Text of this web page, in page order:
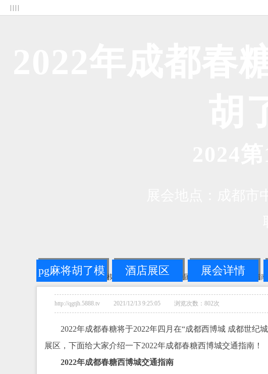
pg麻将胡了模
拟器链接
酒店展区 展会详情
您的位置： pg麻将胡了模拟器链接-->2024第110届成都全国糖酒会交通指南
http://qgtjh.5888.tv 2021/12/13 9:25:05 浏览次数：802次
2022年成都春糖将于2022年四月在“成都西博城 成都世
展区，下面给大家介绍一下2022年成都春糖西博城交通指南！
2022年成都春糖西博城交通指南